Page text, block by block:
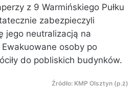
z 9 Warmińskiego Pułku
zabezpieczyli
jego neutralizacją na
osoby po
do pobliskich budynków.
Źródło: KMP Olsztyn (p.ż)